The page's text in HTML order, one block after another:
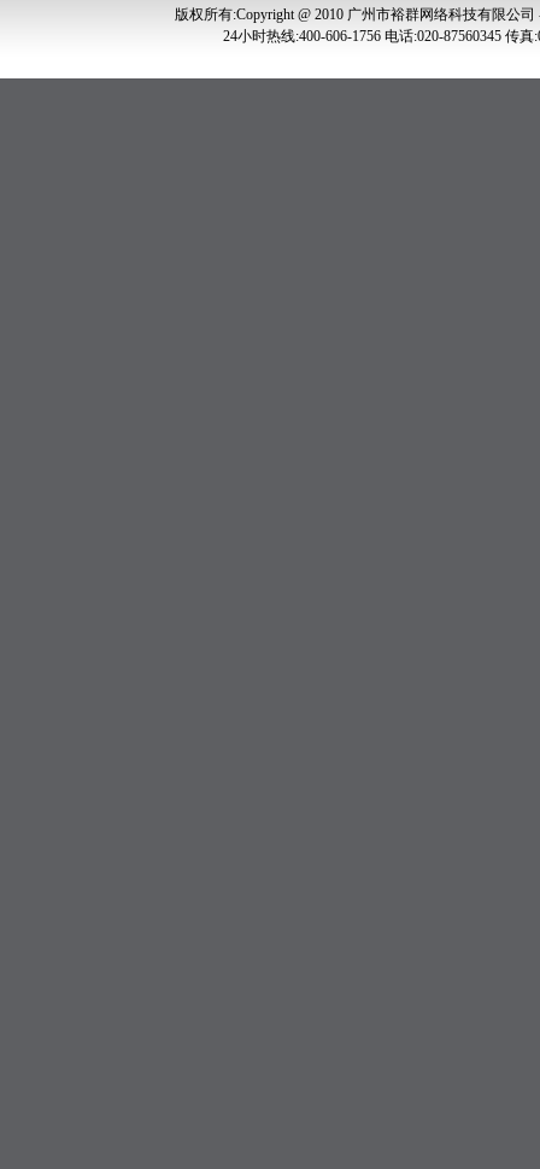
版权所有:Copyright @ 2010 广州市裕群网络科技有限公司
24小时热线:400-606-1756 电话:020-87560345 传